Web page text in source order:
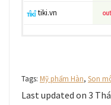
tiki.vn
Tags: Mỹ phẩm Hàn, Son
Last updated on 3